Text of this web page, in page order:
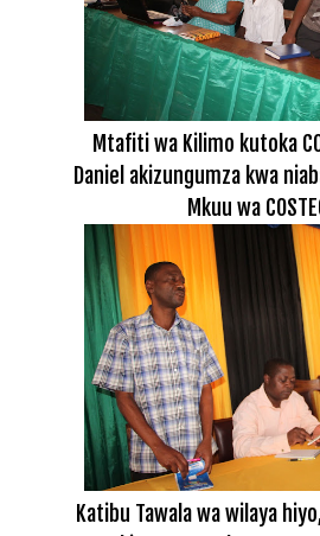
Mtafiti wa Kilimo kutoka
Daniel akizungumza kwa
Mkuu wa
Katibu Tawala wa wilaya